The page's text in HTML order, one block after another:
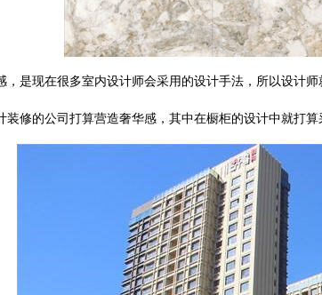
是现在很多室内设计师会采用的设计手法，所以设计
修的公司打算营造奢华感，其中在橱柜的设计中就打算